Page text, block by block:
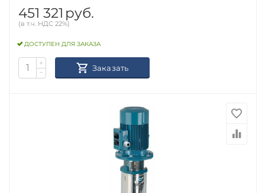
451 321 руб.
(в т.ч. НДС 22%)
ДОСТУПЕН ДЛЯ ЗАКАЗА
+
−
Заказать